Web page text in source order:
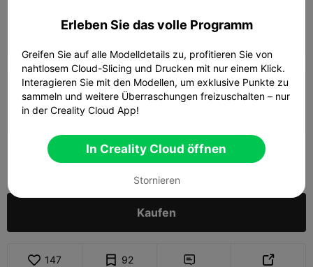
2 Wände, 15% Füllung
0,16 mm Schichtdicke, 2 Wände, 50%
Füllung
 14m 40s
20 
Kaufen
147 92  
Erleben Sie das volle Programm
Greifen Sie auf alle Modelldetails zu, profitieren Sie von
nahtlosem Cloud-Slicing und Drucken mit nur einem Klick.
Interagieren Sie mit den Modellen, um exklusive Punkte zu
sammeln und weitere Überraschungen freizuschalten – nur
in der Creality Cloud App!
In Creality Cloud öffnen
Stornieren